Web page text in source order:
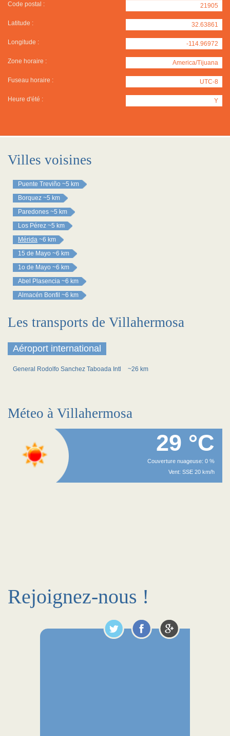
Code postal : 21905
Latitude : 32.63861
Longitude : -114.96972
Zone horaire : America/Tijuana
Fuseau horaire : UTC-8
Heure d'été : Y
Villes voisines
Puente Treviño ~5 km
Borquez ~5 km
Paredones ~5 km
Los Pérez ~5 km
Mérida ~6 km
15 de Mayo ~6 km
1o de Mayo ~6 km
Abel Plasencia ~6 km
Almacén Bonfil ~6 km
Les transports de Villahermosa
Aéroport international
General Rodolfo Sanchez Taboada Intl ~26 km
Méteo à Villahermosa
29 °C
Couverture nuageuse: 0 %
Vent: SSE 20 km/h
Rejoignez-nous !